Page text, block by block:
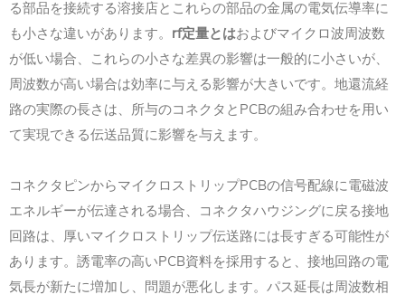
る部品を接続する溶接店とこれらの部品の金属の電気伝導率に
も小さな違いがあります。 rf定量とはおよびマイクロ波周波数
が低い場合、これらの小さな差異の影響は一般的に小さいが、
周波数が高い場合は効率に与える影響が大きいです。地還流経
路の実際の長さは、所与のコネクタと PCBの組み合わせを用い
て実現できる伝送品質に影響を与えます。
コネクタピンからマイクロストリップPCBの信号配線に電磁波
エネルギーが伝達される場合、コネクタハウジングに戻る接地
回路は、厚いマイクロストリップ伝送路には長すぎる可能性が
あります。誘電率の高いPCB資料を採用すると、接地回路の電
気長が新たに増加し、問題が悪化します。パス延長は周波数相